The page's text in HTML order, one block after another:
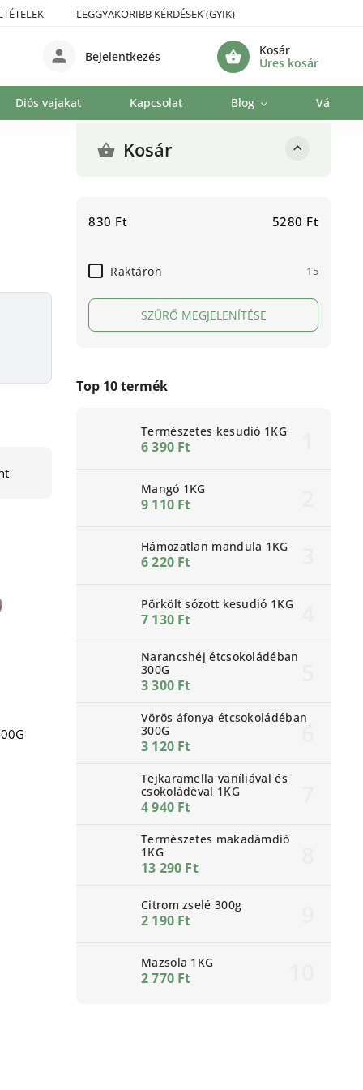
LEGGYAKORIBB KÉRDÉSEK (GYIK)
Kosár
Üres kosár
Bejelentkezés
Diós vajakat Kapcsolat Blog
Kosár
830 Ft 5280 Ft
Raktáron 15
SZŰRŐ MEGJELENÍTÉSE
Top 10 termék
Természetes kesudió 1KG
6 390 Ft
Mangó 1KG
9 110 Ft
Hámozatlan mandula 1KG
6 220 Ft
Pörkölt sózott kesudió 1KG
7 130 Ft
Narancshéj étcsokoládéban
300G
3 300 Ft
Vörös áfonya étcsokoládéban
300G
3 120 Ft
Tejkaramella vaníliával és
csokoládéval 1KG
4 940 Ft
Természetes makadámdió
1KG
13 290 Ft
Citrom zselé 300g
2 190 Ft
Mazsola 1KG
2 770 Ft